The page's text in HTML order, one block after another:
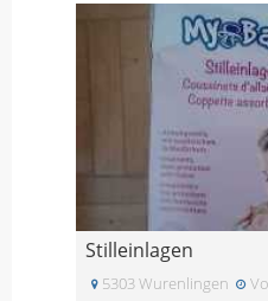
Stilleinlagen
5303 Wurenlingen